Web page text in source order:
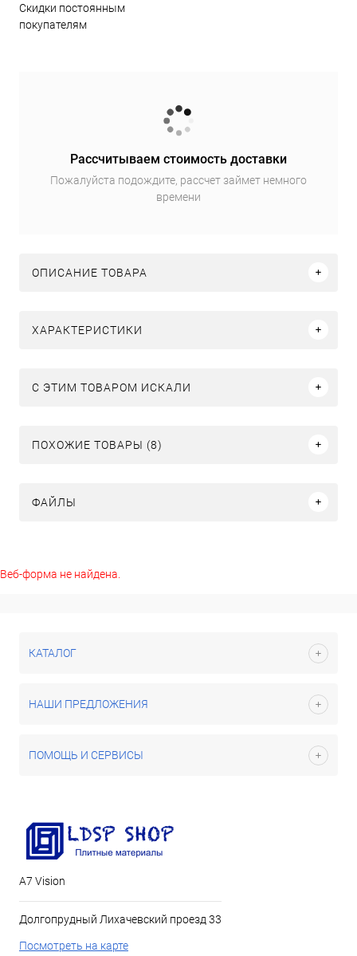
Скидки постоянным
покупателям
Рассчитываем стоимость доставки
Пожалуйста подождите, рассчет займет немного
времени
ОПИСАНИЕ ТОВАРА
ХАРАКТЕРИСТИКИ
C ЭТИМ ТОВАРОМ ИСКАЛИ
ПОХОЖИЕ ТОВАРЫ (8)
ФАЙЛЫ
Веб-форма не найдена.
КАТАЛОГ
НАШИ ПРЕДЛОЖЕНИЯ
ПОМОЩЬ И СЕРВИСЫ
А7 Vision
Долгопрудный Лихачевский проезд 33
Посмотреть на карте